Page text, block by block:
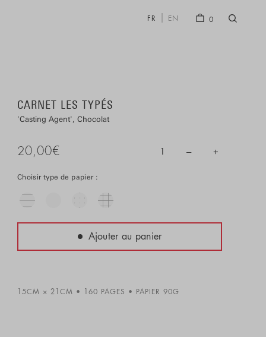
FR EN 0
15CM × 21CM 160 PAGES PAPIER 90G
CARNET LES TYPÉS
Casting Agent Chocolat
20,00€ 1 – +
Choisir type de papier :
Ajouter au panier